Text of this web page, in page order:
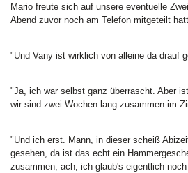
Mario freute sich auf unsere eventuelle
Abend zuvor noch am Telefon mitgeteilt
"Und Vany ist wirklich von alleine da drauf
"Ja, ich war selbst ganz überrascht. Aber
wir sind zwei Wochen lang zusammen im
"Und ich erst. Mann, in dieser scheiß
gesehen, da ist das echt ein
zusammen, ach, ich glaub's eigentlich